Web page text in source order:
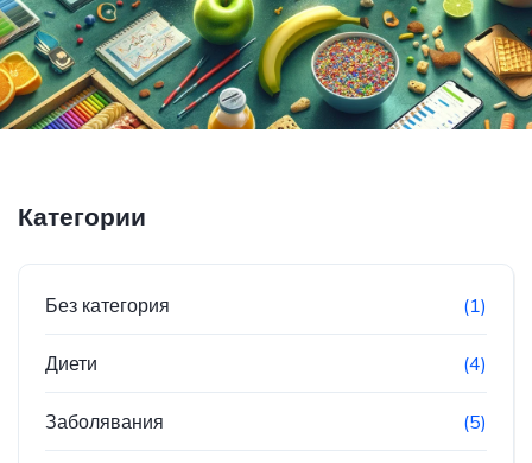
Категории
Без категория (1)
Диети (4)
Заболявания (5)